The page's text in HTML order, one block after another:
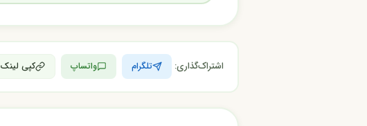
اشتراک‌گذاری: تلگرام واتساپ کپی لینک